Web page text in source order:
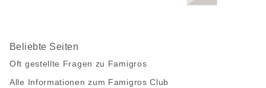
Beliebte Seiten
Oft gestellte Fragen zu Famigros
Alle Informationen zum Famigros Club